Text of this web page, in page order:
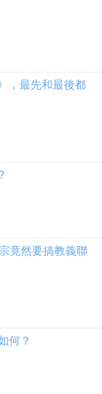
，最先和最後都
竟然要搞教義聯
何？